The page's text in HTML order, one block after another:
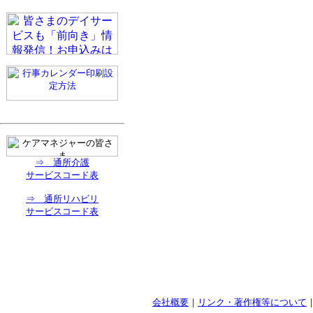
⇒ 通所介護
サービスコード表
⇒ 通所リハビリ
サービスコード表
会社概要 ｜ リンク・著作権等について ｜